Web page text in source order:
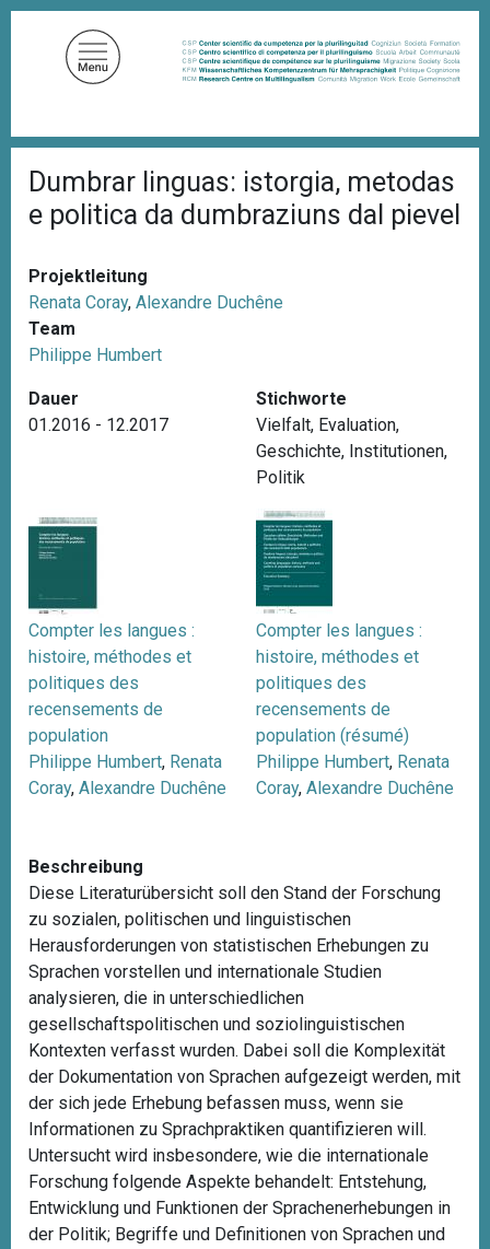
D
f
a
d
n
v
i
g
a
t
o
Dumbrar linguas: istorgia, metodas
e politica da dumbraziuns dal pievel
Projektleitung
Renata Coray, Alexandre Duchêne
Team
Philippe Humbert
Dauer
01.2016 - 12.2017
Stichworte
Vielfalt, Evaluation,
Geschichte, Institutionen,
Politik
Compter les langues :
histoire, méthodes et
politiques des
recensements de
population
Philippe Humbert, Renata
Coray, Alexandre Duchêne
Compter les langues :
histoire, méthodes et
politiques des
recensements de
population (résumé)
Philippe Humbert, Renata
Coray, Alexandre Duchêne
Beschreibung
Diese Literaturübersicht soll den Stand der Forschung
zu sozialen, politischen und linguistischen
Herausforderungen von statistischen Erhebungen zu
Sprachen vorstellen und internationale Studien
analysieren, die in unterschiedlichen
gesellschaftspolitischen und soziolinguistischen
Kontexten verfasst wurden. Dabei soll die Komplexität
der Dokumentation von Sprachen aufgezeigt werden, mit
der sich jede Erhebung befassen muss, wenn sie
Informationen zu Sprachpraktiken quantifizieren will.
Untersucht wird insbesondere, wie die internationale
Forschung folgende Aspekte behandelt: Entstehung,
Entwicklung und Funktionen der Sprachenerhebungen in
der Politik; Begriffe und Definitionen von Sprachen und